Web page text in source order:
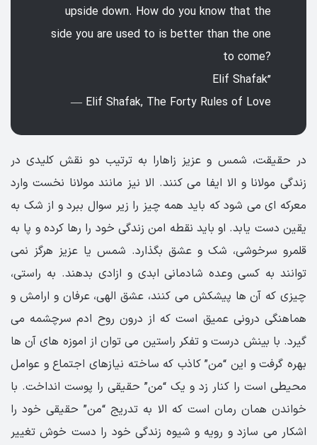
upside down. How do you know that the
side you are used to is better than the one
to come?
Elif Shafak”
― Elif Shafak, The Forty Rules of Love
در حقیقت، شمس و عزیز زاهارا به ترتیب دو نقش کلیدی در
زندگی مولانا و الا ایفا می کنند. الا نیز مانند مولانا نخست وارد
معرکه ای می شود که باید همه چیز را زیر سوال ببرد و از شک به
یقین دست یابد. او باید نقطه امن زندگی خود را رها کرده و پا به
قلمرو سرخوشی، شک و عشق بگذارد. شمس یا عزیز هرگز نمی
توانند به کسی وعده شادمانی ابدی و ازادی بدهند. به راستی،
چیزی که آن ها پیشکش می کنند، عشق الهی، عرفان و ارامش و
هماهنگی درونی عمیق است که از درون روح ادم سرچشمه می
گیرد. با بینش درست و تفکر راستین می توان از اموزه های آن ها
بهره گرفت و این “من” کاذب که ساخته نیازهای اجتماع و عوامل
محیطی است را کنار زد و یک “من” حقیقی را پوست انداخت. با
خواندن همان رمان است که الا به تدریج “من” حقیقی خود را
اشکار می سازد و رویه و شیوه زندگی خود را دست خوش تغییر